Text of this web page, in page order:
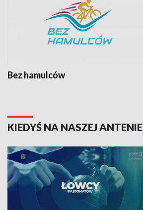
Bez hamulców
KIEDYŚ NA NASZEJ ANTENIE